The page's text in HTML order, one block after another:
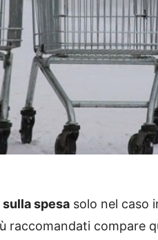
spesa solo nel caso
raccomandati compare